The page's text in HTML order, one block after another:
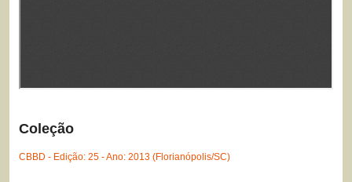
Coleção
CBBD - Edição: 25 - Ano: 2013 (Florianópolis/SC)